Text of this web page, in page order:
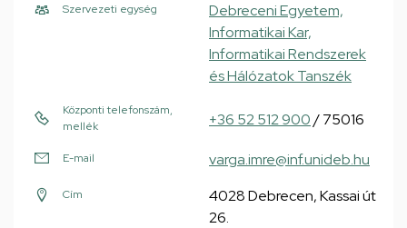
Szervezeti egység
Debreceni Egyetem,
Informatikai Kar,
Informatikai Rendszerek
és Hálózatok Tanszék
Központi telefonszám,
mellék
+36 52 512 900/ 75016
E-mail varga.imre@inf.unideb.hu
Cím
4028 Debrecen, Kassai út
26.